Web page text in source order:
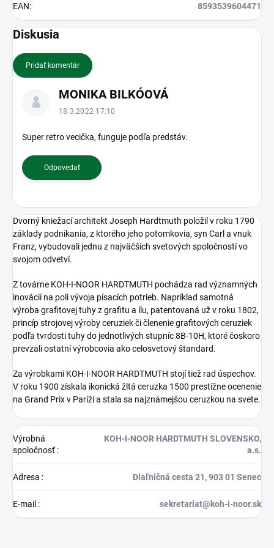
EAN: 8593539604471
Diskusia
Pridať komentár
u
s
i
í
MONIKA BILKÓOVÁ
18.3.2022 17:10
Super retro vecička, funguje podľa predstáv.
Odpovedať
Dvorný kniežací architekt Joseph Hardtmuth položil v roku 1790
základy podnikania, z ktorého jeho potomkovia, syn Carl a vnuk
Franz, vybudovali jednu z najväčších svetových spoločností vo
svojom odvetví.
Z továrne KOH-I-NOOR HARDTMUTH pochádza rad významných
inovácií na poli vývoja písacích potrieb. Napríklad samotná
výroba grafitovej tuhy z grafitu a ílu, patentovaná už v roku 1802,
princíp strojovej výroby ceruziek či členenie grafitových ceruziek
podľa tvrdosti tuhy do jednotlivých stupníc 8B-10H, ktoré čoskoro
prevzali ostatní výrobcovia ako celosvetový štandard.
Za výrobkami KOH-I-NOOR HARDTMUTH stojí tiež rad úspechov.
V roku 1900 získala ikonická žltá ceruzka 1500 prestížne ocenenie
na Grand Prix v Paríži a stala sa najznámejšou ceruzkou na svete.
Výrobná
spoločnosť:
KOH-I-NOOR HARDTMUTH SLOVENSKO,
a.s.
Adresa : Diaľničná cesta 21, 903 01 Senec
E-mail : sekretariat@koh-i-noor.sk